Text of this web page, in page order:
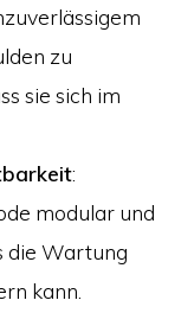
zu
sie sich im
:
modular und
die Wartung
kann.